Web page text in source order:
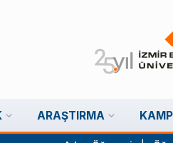
ARAŞTIRMA